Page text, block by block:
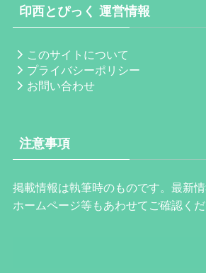
印西とぴっく 運営情報
このサイトについて
プライバシーポリシー
お問い合わせ
注意事項
掲載情報は執筆時のものです。最新
ホームページ等もあわせてご確認くだ